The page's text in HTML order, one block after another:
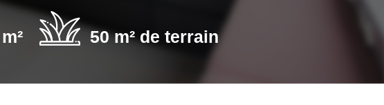
50 m² de terrain